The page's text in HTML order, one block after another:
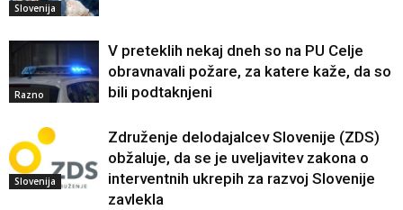
Slovenija
Razno
V preteklih nekaj dneh so na PU Celje
obravnavali požare, za katere kaže, da so
bili podtaknjeni
Slovenija
Združenje delodajalcev Slovenije (ZDS)
obžaluje, da se je uveljavitev zakona o
interventnih ukrepih za razvoj Slovenije
zavlekla